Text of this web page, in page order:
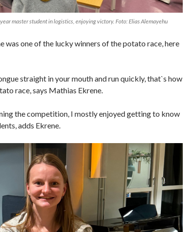
master student in logistics, enjoying victory. Foto: Elias Alemayehu
was one of the lucky winners of the potato race, here
straight in your mouth and run quickly, that`s how
race, says Mathias Ekrene.
the competition, I mostly enjoyed getting to know
adds Ekrene.